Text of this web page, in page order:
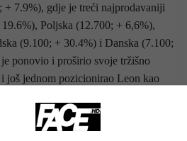
7.9%), gdje je treći najprodavaniji
Poljska (12.700; + 6,6%),
(9.100; + 30.4%) i Danska (7.100;
ponovio i proširio svoje tržišno
još jednom pozicionirao Leon kao
i Italiji, četvrto i peto najveće
U Francuskoj je prodaja porasla za
obim od 2001. godine, a u Italiji je